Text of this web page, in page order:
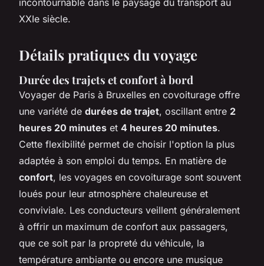
XXIe siècle.
Détails pratiques du voyage
Durée des trajets et confort à bord
Voyager de Paris à Bruxelles en covoiturage offre
une variété de durées de trajet, oscillant entre 2
heures 20 minutes et 4 heures 20 minutes.
Cette flexibilité permet de choisir l'option la plus
adaptée à son emploi du temps. En matière de
confort, les voyages en covoiturage sont souvent
loués pour leur atmosphère chaleureuse et
conviviale. Les conducteurs veillent généralement
à offrir un maximum de confort aux passagers,
que ce soit par la propreté du véhicule, la
température ambiante ou encore une musique